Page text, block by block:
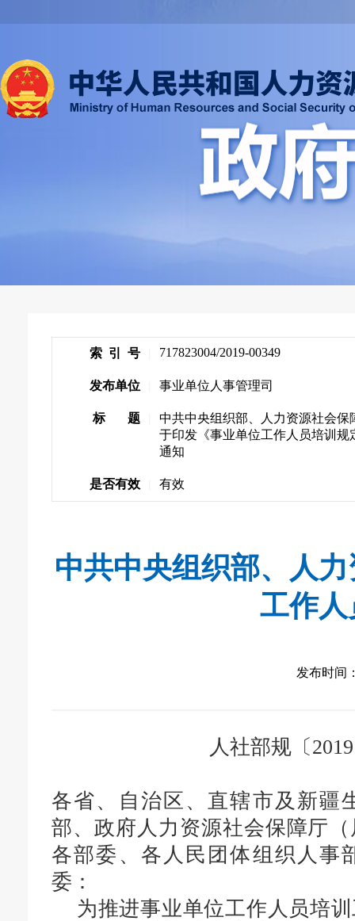
索 引 号 717823004/2019-00349
发布单位 事业单位人事管理司
标 题
中共中央组织部、人力资源社会保
于印发《事业单位工作人员培训规
通知
是否有效 有效
中共中央组织部、人
工作
发布时间
人社部规〔
各省、自治区、直辖市及 新疆
部、政府人力资源社会保障厅
各部委、各人民团体组织人事
委：
为推进事业单位工作人员培